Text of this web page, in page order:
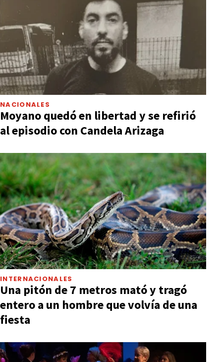
NACIONALES
Moyano quedó en libertad y se refirió
al episodio con Candela Arizaga
INTERNACIONALES
Una pitón de 7 metros mató y tragó
entero a un hombre que volvía de una
fiesta